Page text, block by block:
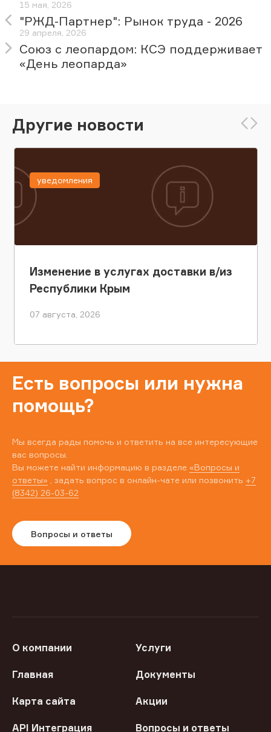
15 мая, 2026
"РЖД-Партнер": Рынок труда - 2026
29 апреля, 2026
Союз с леопардом: КСЭ поддерживает
«День леопарда»
Другие новости
Изменение в услугах доставки в/из
Республики Крым
07 августа, 2026
уведомления
Есть вопросы или нужна
помощь?
Мы всегда рады помочь и ответить на все интересующие
вас вопросы.
Вы можете найти информацию в разделе «Вопросы и
ответы» , задать вопрос в онлайн-чате или позвонить +7
(8342) 26-03-62
Вопросы и ответы
О компании Услуги
Главная Документы
Карта сайта Акции
API Интеграция Вопросы и ответы